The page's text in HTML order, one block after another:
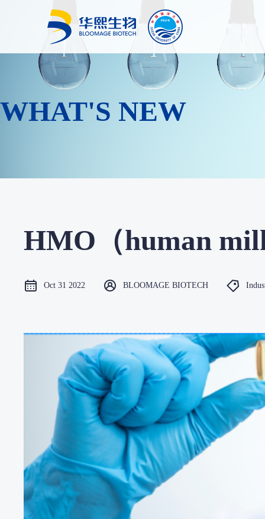
WHAT'S NEW
HMO（human
Oct 31 2022 BLOOMAGE BIOTECH